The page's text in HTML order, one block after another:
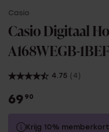
Casio
Casio Digitaal
A168WEGB-1BEF
4.75 (4)
69 90
Krijg 10%